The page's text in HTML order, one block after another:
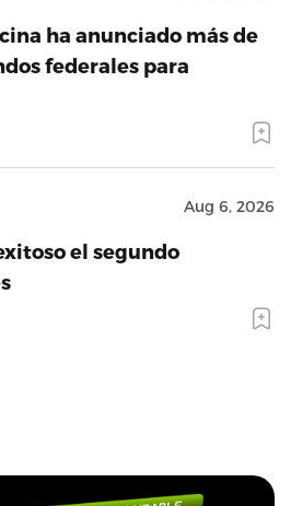
ha anunciado más de
federales para
Aug 6, 2026
el segundo